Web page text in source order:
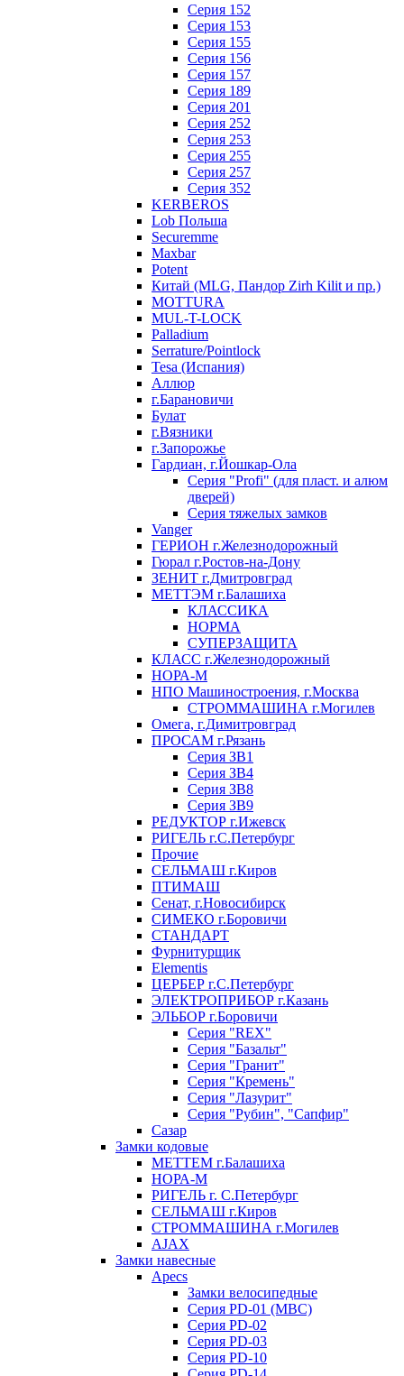
Серия 152
Серия 153
Серия 155
Серия 156
Серия 157
Серия 189
Серия 201
Серия 252
Серия 253
Серия 255
Серия 257
Серия 352
KERBEROS
Lob Польша
Securemme
Maxbar
Potent
Китай (MLG, Пандор Zirh Kilit и пр.)
MOTTURA
MUL-T-LOCK
Palladium
Serrature/Pointlock
Tesa (Испания)
Аллюр
г.Барановичи
Булат
г.Вязники
г.Запорожье
Гардиан, г.Йошкар-Ола
Серия "Profi" (для пласт. и алюм
дверей)
Серия тяжелых замков
Vanger
ГЕРИОН г.Железнодорожный
Гюрал г.Ростов-на-Дону
ЗЕНИТ г.Дмитровград
МЕТТЭМ г.Балашиха
КЛАССИКА
НОРМА
СУПЕРЗАЩИТА
КЛАСС г.Железнодорожный
НОРА-М
НПО Машиностроения, г.Москва
СТРОММАШИНА г.Могилев
Омега, г.Димитровград
ПРОСАМ г.Рязань
Серия ЗВ1
Серия ЗВ4
Серия ЗВ8
Серия ЗВ9
РЕДУКТОР г.Ижевск
РИГЕЛЬ г.С.Петербург
Прочие
СЕЛЬМАШ г.Киров
ПТИМАШ
Сенат, г.Новосибирск
СИМЕКО г.Боровичи
СТАНДАРТ
Фурнитурщик
Elementis
ЦЕРБЕР г.С.Петербург
ЭЛЕКТРОПРИБОР г.Казань
ЭЛЬБОР г.Боровичи
Серия "REX"
Серия "Базальт"
Серия "Гранит"
Серия "Кремень"
Серия "Лазурит"
Серия "Рубин", "Сапфир"
Сазар
Замки кодовые
МЕТТЕМ г.Балашиха
НОРА-М
РИГЕЛЬ г. С.Петербург
СЕЛЬМАШ г.Киров
СТРОММАШИНА г.Могилев
AJAX
Замки навесные
Apecs
Замки велосипедные
Серия PD-01 (МВС)
Серия PD-02
Серия PD-03
Серия PD-10